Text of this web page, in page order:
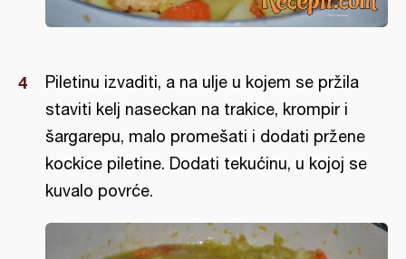
Piletinu izvaditi, a na ulje u kojem se pržila
staviti kelj naseckan na trakice, krompir i
šargarepu, malo promešati i dodati pržene
kockice piletine. Dodati tekućinu, u kojoj se
kuvalo povrće.